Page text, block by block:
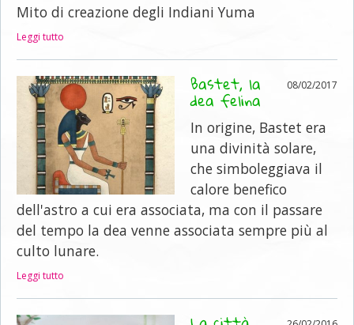
Mito di creazione degli Indiani Yuma
Leggi tutto
08/02/2017
Bastet, la
dea felina
In origine, Bastet era
una divinità solare,
che simboleggiava il
calore benefico
dell'astro a cui era associata, ma con il passare
del tempo la dea venne associata sempre più al
culto lunare.
Leggi tutto